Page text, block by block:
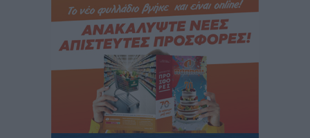
Καιρός: Επιμένουν οι υψηλές θερμοκρασίες – Ισχυρά
μελτέμια έως 9 μποφόρ, σε «Red Code» 6 περιοχές
πριν 7 ώρες
Τα φοιτητικά ενοίκια «τινάζουν στον αέρα» τους
οικογενειακούς προϋπολογισμούς
Ειδήσεις• πριν 7 ώρες